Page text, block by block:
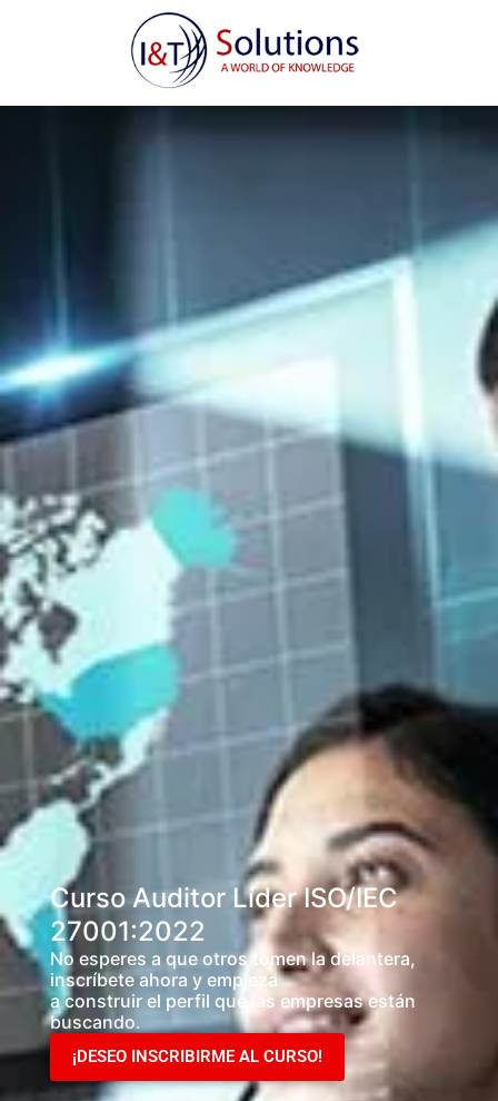
Curso Auditor Líder ISO/IEC
27001:2022
No esperes a que otros tomen la delantera,
inscríbete ahora y empieza
a construir el perfil que las empresas están
buscando.
¡DESEO INSCRIBIRME AL CURSO!